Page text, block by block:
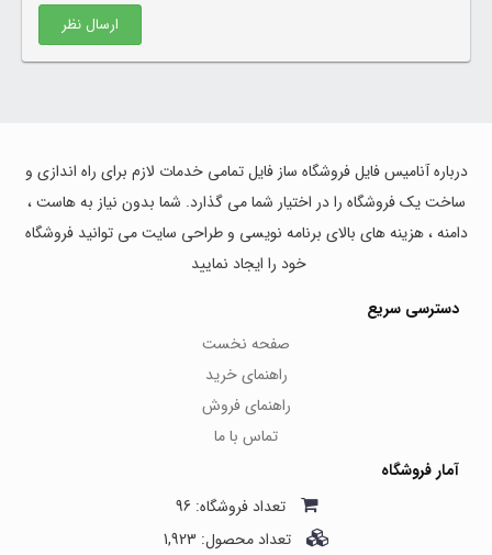
ارسال نظر
درباره آنامیس فایل فروشگاه ساز فایل تمامی خدمات لازم برای راه اندازی و
ساخت یک فروشگاه را در اختیار شما می گذارد. شما بدون نیاز به هاست ،
دامنه ، هزینه های بالای برنامه نویسی و طراحی سایت می توانید فروشگاه
خود را ایجاد نمایید
دسترسی سریع
صفحه نخست
راهنمای خرید
راهنمای فروش
تماس با ما
آمار فروشگاه
تعداد فروشگاه: 96
تعداد محصول: 1,923